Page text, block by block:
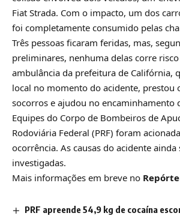
Fiat Strada. Com o impacto, um dos
foi completamente consumido pelas
Três pessoas ficaram feridas, mas,
preliminares, nenhuma delas corre
ambulância da prefeitura de Califórnia,
local no momento do acidente, prestou
socorros e ajudou no encaminhamento
Equipes do Corpo de Bombeiros de
Rodoviária Federal (PRF) foram
ocorrência. As causas do acidente ainda
investigadas.
Mais informações em breve no
PRF apreende 54,9 kg de cocaína